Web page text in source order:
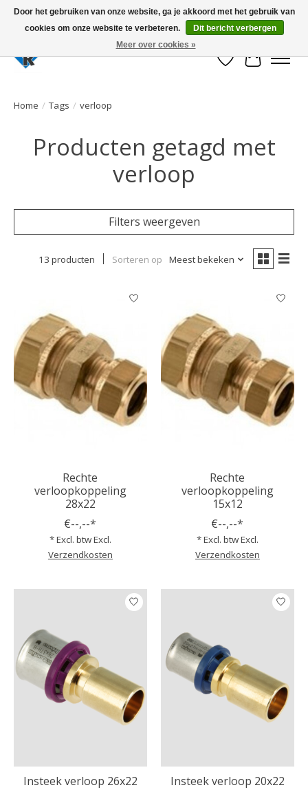
Large selection of products and fast shipping!
Verlanglijst
Home / Tags / verloop
Producten getagd met
verloop
Filters weergeven
13 producten Sorteren op Meest bekeken
Rechte
verloopkoppeling
28x22
€--,--*
* Excl. btw Excl.
Verzendkosten
Rechte
verloopkoppeling
15x12
€--,--*
* Excl. btw Excl.
Verzendkosten
Insteek verloop 26x22
Insteek verloop 20x22
Door het gebruiken van onze website, ga je akkoord met het gebruik van
cookies om onze website te verbeteren.
Dit bericht verbergen
Meer over cookies »